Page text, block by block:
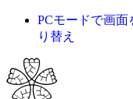
PCモードで画面
り替え